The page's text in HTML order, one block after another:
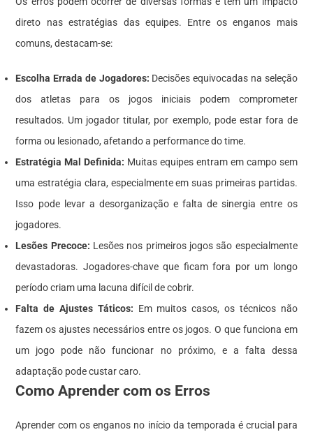
direto nas estratégias das equipes. Entre os enganos mais
comuns, destacam-se:
Escolha Errada de Jogadores: Decisões equivocadas na seleção
dos atletas para os jogos iniciais podem comprometer
resultados. Um jogador titular, por exemplo, pode estar fora de
forma ou lesionado, afetando a performance do time.
Estratégia Mal Definida: Muitas equipes entram em campo sem
uma estratégia clara, especialmente em suas primeiras partidas.
Isso pode levar a desorganização e falta de sinergia entre os
jogadores.
Lesões Precoce: Lesões nos primeiros jogos são especialmente
devastadoras. Jogadores-chave que ficam fora por um longo
período criam uma lacuna difícil de cobrir.
Falta de Ajustes Táticos: Em muitos casos, os técnicos não
fazem os ajustes necessários entre os jogos. O que funciona em
um jogo pode não funcionar no próximo, e a falta dessa
adaptação pode custar caro.
Como Aprender com os Erros
Aprender com os enganos no início da temporada é crucial para